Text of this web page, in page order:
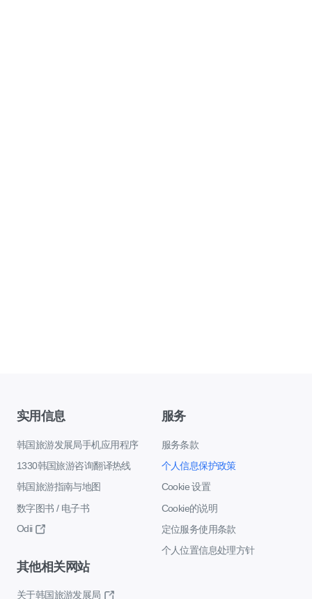
实用信息
韩国旅游发展局手机应用程序
1330韩国旅游咨询翻译热线
韩国旅游指南与地图
数字图书 / 电子书
Odii
服务
服务条款
个人信息保护政策
Cookie 设置
Cookie的说明
定位服务使用条款
个人位置信息处理方针
其他相关网站
关于韩国旅游发展局